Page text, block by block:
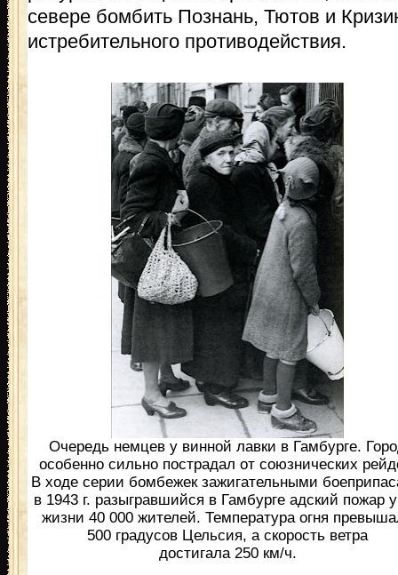
севере бомбить Познань, Тютов и
истребительного противодействия.
Очередь немцев у винной лавки в Гамбурге.
особенно сильно пострадал от союзнических
В ходе серии бомбежек зажигательными
в 1943 г. разыгравшийся в Гамбурге адский пожар
жизни 40 000 жителей. Температура огня
500 градусов Цельсия, а скорость ветра
достигала 250 км/ч.